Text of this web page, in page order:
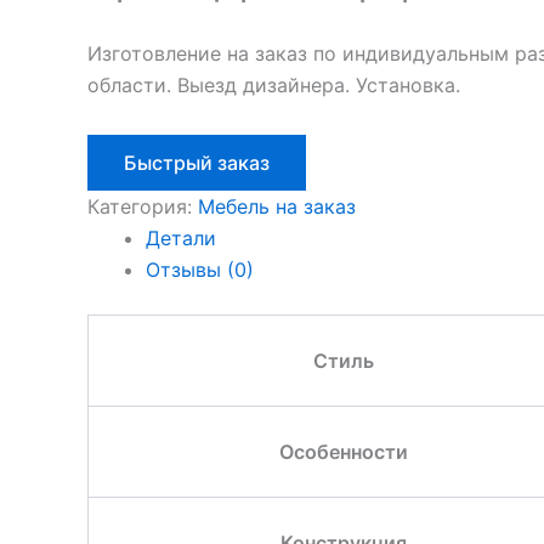
Изготовление на заказ по индивидуальным
области. Выезд дизайнера. Установка.
Быстрый заказ
Категория: Мебель на заказ
Детали
Отзывы (0)
Стиль
Особенности